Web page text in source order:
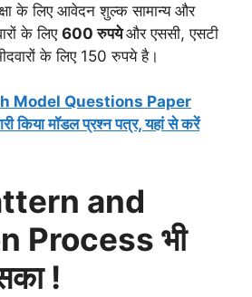
के लिए आवेदन शुल्क सामान्य और
के लिए 600 रुपयेऔर एससी, एसटी
के लिए 150 रुपये है।
Model Questions Paper
किया मॉडल प्रश्न पत्र, यहां से करें
and
Process भी
!